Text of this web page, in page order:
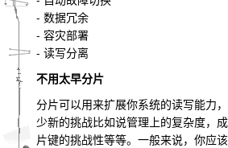
- 数据冗余
- 容灾部署
- 读写分离
不用太早分片
分片可以用来扩展你系统的读写能力
少新的挑战比如说管理上的复杂度，
片键的挑战性等等。一般来说，你应